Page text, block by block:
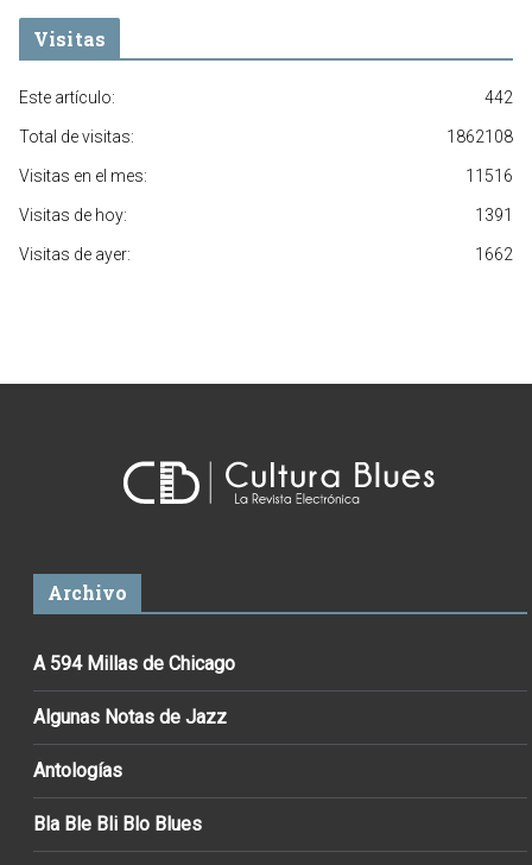
Visitas
442
Este artículo:
1862108
Total de visitas:
11516
Visitas en el mes:
1391
Visitas de hoy:
1662
Visitas de ayer:
Archivo
A 594 Millas de Chicago
Algunas Notas de Jazz
Antologías
Bla Ble Bli Blo Blues